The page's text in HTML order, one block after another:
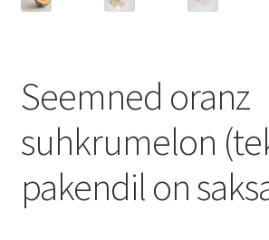
Seemned oranz
suhkrumelon
pakendil on